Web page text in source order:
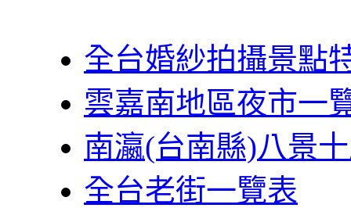
全台婚紗拍攝景點
雲嘉南地區夜市一
南瀛(台南縣)八景
全台老街一覽表